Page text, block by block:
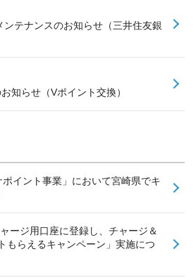
テナンスのお知らせ（三井住友銀
知らせ（Vポイント交換）
イント事業」において宮崎県でキ
ージ用口座に登録し、チャージ＆
もらえるキャンペーン」実施につ